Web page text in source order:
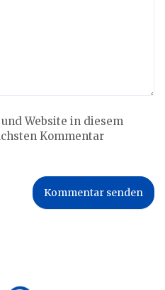
Website in diesem
Kommentar